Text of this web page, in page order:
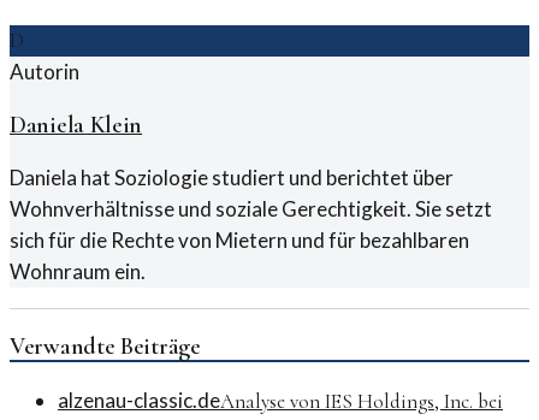
D
Autorin
Daniela Klein
Daniela hat Soziologie studiert und berichtet über
Wohnverhältnisse und soziale Gerechtigkeit. Sie setzt
sich für die Rechte von Mietern und für bezahlbaren
Wohnraum ein.
Verwandte Beiträge
alzenau-classic.deAnalyse von IES Holdings, Inc. bei